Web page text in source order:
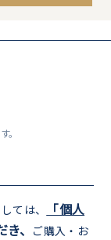
。
ては、
「個人
、 ご購入・お